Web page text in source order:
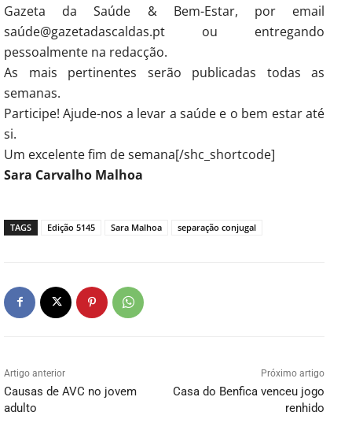
Gazeta da Saúde & Bem-Estar, por email
saúde@gazetadascaldas.pt ou entregando
pessoalmente na redacção.
As mais pertinentes serão publicadas todas as
semanas.
Participe! Ajude-nos a levar a saúde e o bem estar até
si.
Um excelente fim de semana[/shc_shortcode]
Sara Carvalho Malhoa
TAGS Edição 5145 Sara Malhoa separação conjugal
Artigo anterior
Causas de AVC no jovem
adulto
Próximo artigo
Casa do Benfica venceu jogo
renhido